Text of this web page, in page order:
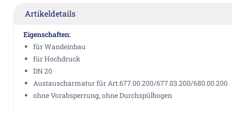
Artikeldetails
Eigenschaften:
für Wandeinbau
für Hochdruck
DN 20
Austauscharmatur für Art.677.00.200/677.03.200/680.00.200
ohne Vorabsperrung, ohne Durchspülbogen